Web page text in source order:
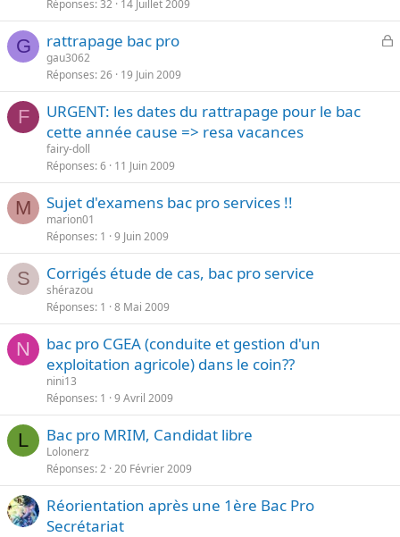
Réponses 32 14 Juillet 2009
G
B
q
rattrapage bac pro
gau3062
Réponses 26 19 Juin 2009
F
URGENT: les dates du rattrapage pour le bac
cette année cause => resa vacances
fairy-doll
Réponses 6 11 Juin 2009
M Sujet d'examens bac pro services !!
marion01
Réponses 1 9 Juin 2009
S Corrigés étude de cas, bac pro service
shérazou
Réponses 1 8 Mai 2009
N
bac pro CGEA (conduite et gestion d'un
exploitation agricole) dans le coin??
nini13
Réponses 1 9 Avril 2009
L Bac pro MRIM, Candidat libre
Lolonerz
Réponses 2 20 Février 2009
Réorientation après une 1ère Bac Pro
Secrétariat